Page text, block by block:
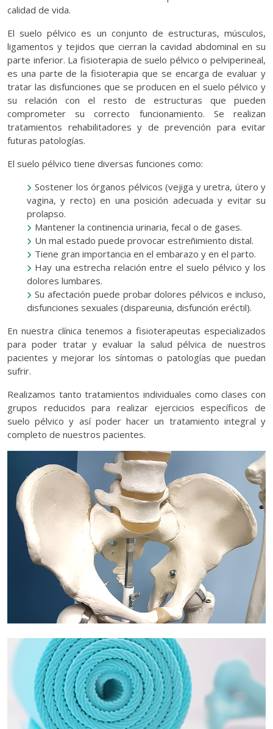
calidad de vida.
El suelo pélvico es un conjunto de estructuras, músculos,
ligamentos y tejidos que cierran la cavidad abdominal en su
parte inferior. La fisioterapia de suelo pélvico o pelviperineal,
es una parte de la fisioterapia que se encarga de evaluar y
tratar las disfunciones que se producen en el suelo pélvico y
su relación con el resto de estructuras que pueden
comprometer su correcto funcionamiento. Se realizan
tratamientos rehabilitadores y de prevención para evitar
futuras patologías.
El suelo pélvico tiene diversas funciones como:
Sostener los órganos pélvicos (vejiga y uretra, útero y
vagina, y recto) en una posición adecuada y evitar su
prolapso.
Mantener la continencia urinaria, fecal o de gases.
Un mal estado puede provocar estreñimiento distal.
Tiene gran importancia en el embarazo y en el parto.
Hay una estrecha relación entre el suelo pélvico y los
dolores lumbares.
Su afectación puede probar dolores pélvicos e incluso,
disfunciones sexuales (dispareunia, disfunción eréctil).
En nuestra clínica tenemos a fisioterapeutas especializados
para poder tratar y evaluar la salud pélvica de nuestros
pacientes y mejorar los síntomas o patologías que puedan
sufrir.
Realizamos tanto tratamientos individuales como clases con
grupos reducidos para realizar ejercicios específicos de
suelo pélvico y así poder hacer un tratamiento integral y
completo de nuestros pacientes.